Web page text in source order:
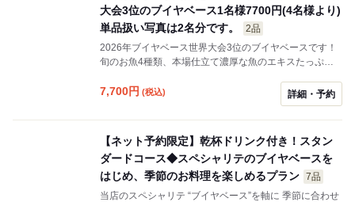
大会3位のブイヤベース1名様7700円(4名様より)
単品扱い写真は2名分です。
2品
2026年ブイヤベース世界大会3位のブイヤベースです！
旬のお魚4種類、本場仕立て濃厚な魚のエキスたっぷり
お召し上がりください。 1名様7700円(4名様より)3日前
7,700円 (税込) 詳細・予約
【ネット予約限定】乾杯ドリンク付き！スタン
ダードコース◆スペシャリテのブイヤベースを
はじめ、季節のお料理を楽しめるプラン 7品
当店のスペシャリテ “ブイヤベース”を軸に 季節に合わせ